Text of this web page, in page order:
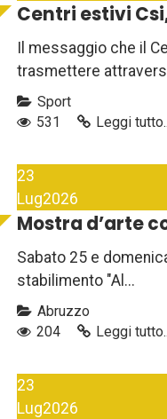
Centri estivi
Il messaggio che il
trasmettere
Sport
531
Leggi
23
Lug2026
Mostra d’arte
Sabato 25 e
stabilimento "Al...
Abruzzo
204
Leggi
23
Lug2026